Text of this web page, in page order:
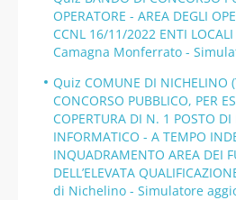
OPERATORE - AREA DEGLI
CCNL 16/11/2022 ENTI
Camagna Monferrato -
Quiz COMUNE DI NICHELINO
CONCORSO PUBBLICO, PER
COPERTURA DI N. 1 POSTO
INFORMATICO - A TEMPO
INQUADRAMENTO AREA DEI
DELL’ELEVATA
di Nichelino - Simulatore